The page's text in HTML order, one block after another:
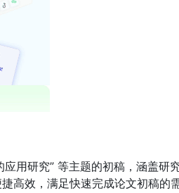
用研究” 等主题的初稿，涵盖研
高效，满足快速完成论文初稿的